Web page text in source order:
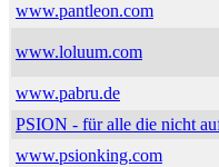
www.pantleon.com
www.loluum.com
www.pabru.de
PSION - für alle die nicht
www.psionking.com